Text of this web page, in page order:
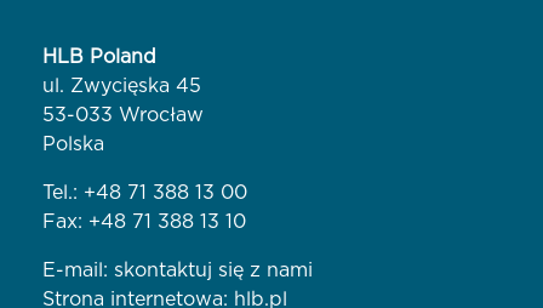
HLB Poland
ul. Zwycięska 45
53-033 Wrocław
Polska
Tel.: +48 71 388 13 00
Fax: +48 71 388 13 10
E-mail: skontaktuj się z nami
Strona internetowa: hlb.pl